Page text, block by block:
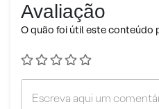
Avaliação
O quão foi útil este conteúdo